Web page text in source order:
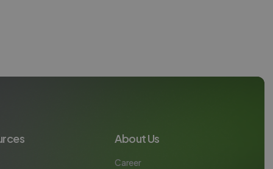
About Us
Career